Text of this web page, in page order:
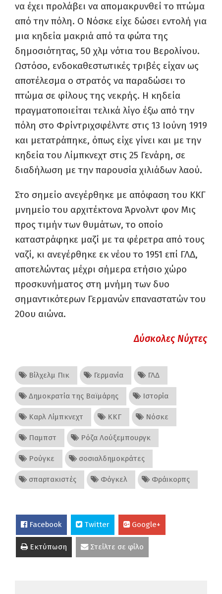
να έχει προλάβει να απομακρυνθεί το πτώμα
από την πόλη. Ο Νόσκε είχε δώσει εντολή για
μια κηδεία μακριά από τα φώτα της
δημοσιότητας, 50 χλμ νότια του Βερολίνου.
Ωστόσο, ενδοκαθεστωτικές τριβές είχαν ως
αποτέλεσμα ο στρατός να παραδώσει το
πτώμα σε φίλους της νεκρής. Η κηδεία
πραγματοποιείται τελικά λίγο έξω από την
πόλη στο Φρίντριχσφέλντε στις 13 Ιούνη 1919
και μετατράπηκε, όπως είχε γίνει και με την
κηδεία του Λίμπκνεχτ στις 25 Γενάρη, σε
διαδήλωση με την παρουσία χιλιάδων λαού.
Στο σημείο ανεγέρθηκε με απόφαση του ΚΚΓ
μνημείο του αρχιτέκτονα Άρνολντ φον Μις
προς τιμήν των θυμάτων, το οποίο
καταστράφηκε μαζί με τα φέρετρα από τους
ναζί, κι ανεγέρθηκε εκ νέου το 1951 επί ΓΛΔ,
αποτελώντας μέχρι σήμερα ετήσιο χώρο
προσκυνήματος στη μνήμη των δυο
σημαντικότερων Γερμανών επαναστατών του
20ου αιώνα.
Δύσκολες Νύχτες
Βίλχελμ Πικ Γερμανία ΓΛΔ
Δημοκρατία της Βαϊμάρης Ιστορία
Καρλ Λίμπκνεχτ ΚΚΓ Νόσκε
Παμπστ Ρόζα Λούξεμπουργκ
Ρούγκε σοσιαλδημοκράτες
σπαρτακιστές Φόγκελ Φράικορπς
Facebook Twitter Google+
Εκτύπωση Στείλτε σε φίλο